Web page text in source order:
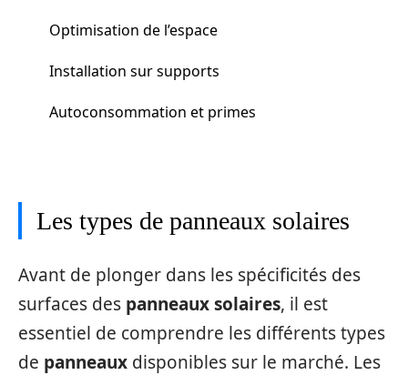
Optimisation de l’espace
Installation sur supports
Autoconsommation et primes
Les types de panneaux solaires
Avant de plonger dans les spécificités des
surfaces des panneaux solaires, il est
essentiel de comprendre les différents types
de panneaux disponibles sur le marché. Les